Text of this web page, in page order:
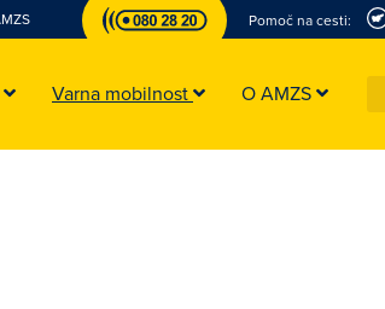
Pomoč na cesti:
Varna mobilnost O AMZS